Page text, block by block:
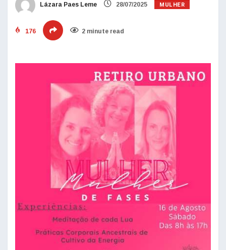
Lázara Paes Leme 28/07/2025 MULHER
176 2 minute read